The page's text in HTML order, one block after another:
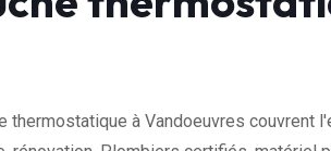
thermostatique à Vandoeuvres couvrent